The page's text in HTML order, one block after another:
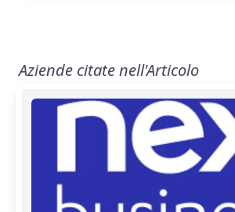
Aziende citate nell'Articolo